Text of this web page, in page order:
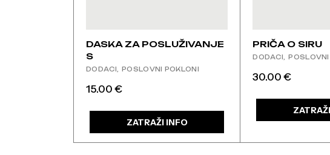
DASKA ZA POSLUŽIVANJE
S
DODACI POSLOVNI POKLONI
15.00€
ZATRAŽI INFO
PRIČA O SIRU
DODACI
30.00€